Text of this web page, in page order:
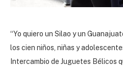
“Yo quiero un Silao y un
los cien niños, niñas y
Intercambio de Juguetes Bélicos